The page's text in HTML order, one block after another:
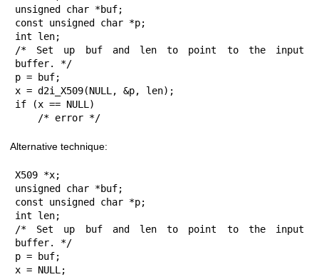
unsigned char *buf;
const unsigned char *p;
int len;
/* Set up buf and len to point to the input
buffer. */
p = buf;
x = d2i_X509(NULL, &p, len);
if (x == NULL)
    /* error */
Alternative technique:
X509 *x;
unsigned char *buf;
const unsigned char *p;
int len;
/* Set up buf and len to point to the input
buffer. */
p = buf;
x = NULL;